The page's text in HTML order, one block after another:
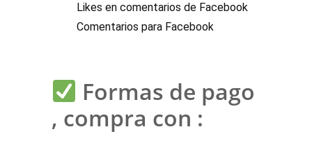
Likes en comentarios de Facebook
Comentarios para Facebook
Formas de pago
, compra con :